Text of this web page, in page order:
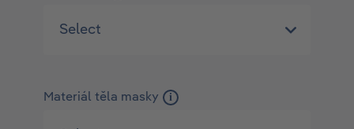
Materiál těla masky i